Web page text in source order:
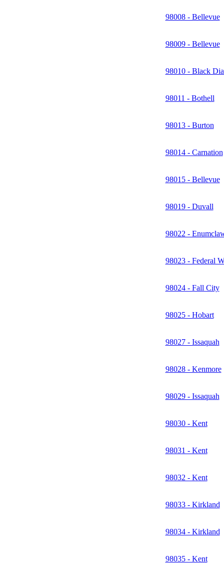
98008 - Bellevue
98009 - Bellevue
98010 - Black
98011 - Bothell
98013 - Burton
98014 - Carnation
98015 - Bellevue
98019 - Duvall
98022 -
98023 - Federal
98024 - Fall City
98025 - Hobart
98027 - Issaquah
98028 - Kenmore
98029 - Issaquah
98030 - Kent
98031 - Kent
98032 - Kent
98033 - Kirkland
98034 - Kirkland
98035 - Kent